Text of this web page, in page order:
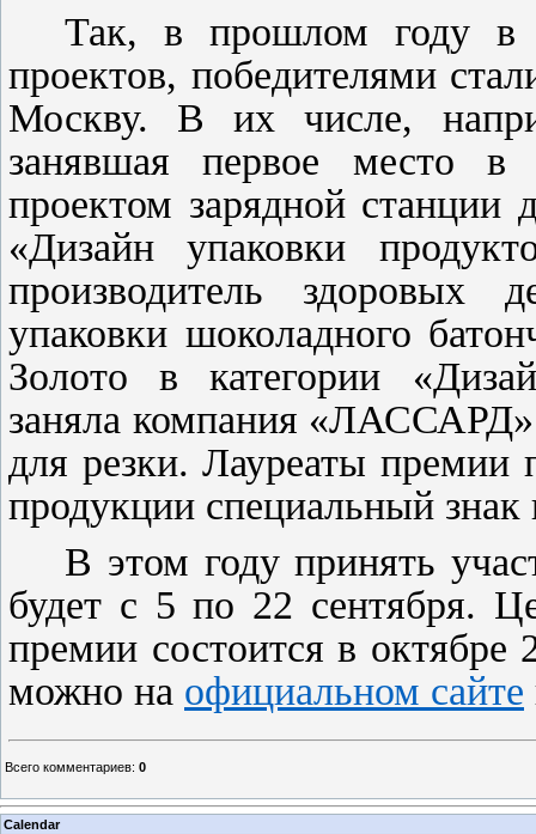
Так, в прошлом году в
проектов, победителями
Москву.
В их числе,
занявшая первое место в
проектом зарядной станции
«Дизайн упаковки
производитель
упаковки шоколадного
Золото в категории
заняла компания «ЛАССАРД»
для резки.Лауреаты премии
продукции специальный знак
В этом году принять
будет с 5 по 22 сентября.
премии состоится в октябре
можно на официальном сайте
Всего комментариев: 0
Calendar